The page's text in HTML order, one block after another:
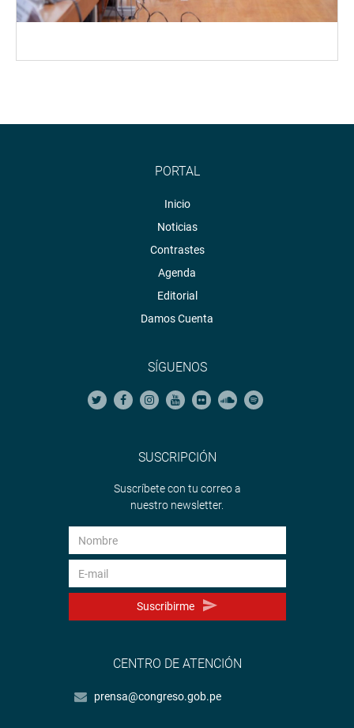
PORTAL
Inicio
Noticias
Contrastes
Agenda
Editorial
Damos Cuenta
SÍGUENOS
SUSCRIPCIÓN
Suscríbete con tu correo a
nuestro newsletter.
Suscribirme
CENTRO DE ATENCIÓN
prensa@congreso.gob.pe